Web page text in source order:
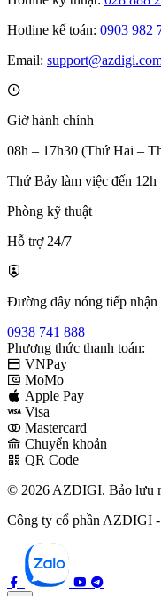
Hotline kế toán: 0903 982
Email:
Giờ hành chính
08h – 17h30 (Thứ Hai –
Thứ Bảy làm việc đến 12h
Phòng kỹ thuật
Hỗ trợ 24/7
Đường dây nóng tiếp nhận
0938 741 888
Phương thức thanh toán:
VNPay
MoMo
Apple Pay
Visa
Mastercard
Chuyển khoản
QR Code
© 2026 AZDIGI. Bảo lưu
Công ty cổ phần AZDIGI